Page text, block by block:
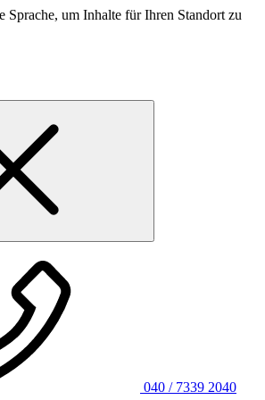
Sprache, um Inhalte für Ihren Standort zu
040 / 7339 2040